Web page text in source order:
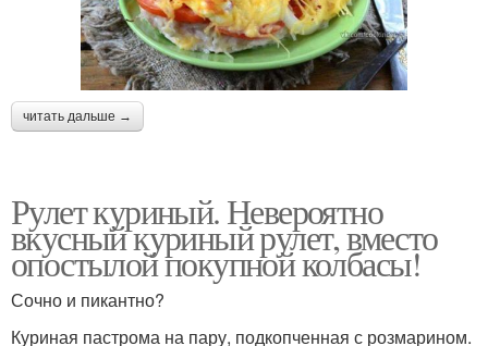
читать дальше →
Рулет куриный. Невероятно
вкусный куриный рулет, вместо
опостылой покупной колбасы!
Сочно и пикантно?
Куриная пастрома на пару, подкопченная с розмарином.